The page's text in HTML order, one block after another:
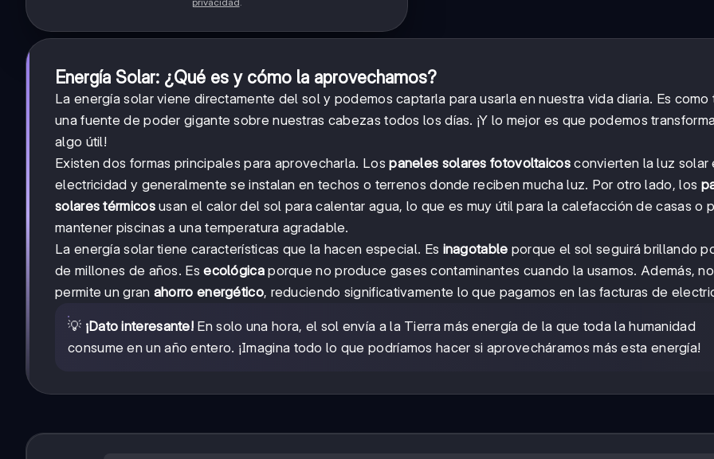
Energía Solar: ¿Qué es y cómo la aprovechamos?
La energía solar viene directamente del sol y podemos captarla para usarla en nuestra vida diaria. Es como
una fuente de poder gigante sobre nuestras cabezas todos los días. ¡Y lo mejor es que podemos
algo útil!
Existen dos formas principales para aprovecharla. Lospaneles solares fotovoltaicosconvierten la luz solar
electricidad y generalmente se instalan en techos o terrenos donde reciben mucha luz. Por otro lado, los
solares térmicosusan el calor del sol para calentar agua, lo que es muy útil para la calefacción de casas o
mantener piscinas a una temperatura agradable.
La energía solar tiene características que la hacen especial. Es inagotable porque el sol seguirá brillando
de millones de años. Esecológicaporque no produce gases contaminantes cuando la usamos. Además,
permite un gran ahorro energético, reduciendo significativamente lo que pagamos en las facturas de
💡 ¡Dato interesante! En solo una hora, el sol envía a la Tierra más energía de la que toda la humanidad
consume en un año entero. ¡Imagina todo lo que podríamos hacer si aprovecháramos más esta energía!